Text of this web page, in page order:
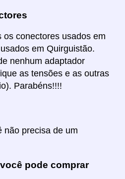
os conectores usados em
em Quirguistão.
nenhum adaptador
as tensões e as outras
Parabéns!!!!
não precisa de um
pode comprar